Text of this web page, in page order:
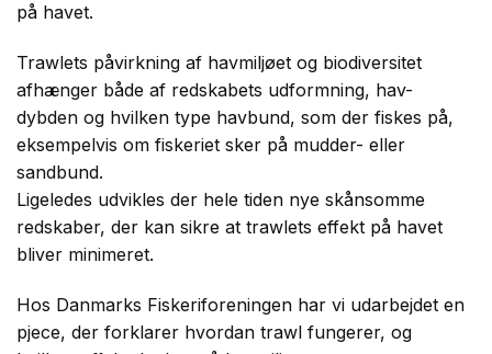
på havet.
Trawlets påvirkning af havmiljøet og biodiversitet
afhænger både af redskabets udformning, hav-
dybden og hvilken type havbund, som der fiskes på,
eksempelvis om fiskeriet sker på mudder- eller
sandbund.
Ligeledes udvikles der hele tiden nye skånsomme
redskaber, der kan sikre at trawlets effekt på havet
bliver minimeret.
Hos Danmarks Fiskeriforeningen har vi udarbejdet en
pjece, der forklarer hvordan trawl fungerer, og